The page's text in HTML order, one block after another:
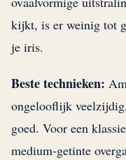
kijkt, is er weinig tot
je iris.
Beste technieken:
ongelooflijk
goed. Voor een
medium-getinte